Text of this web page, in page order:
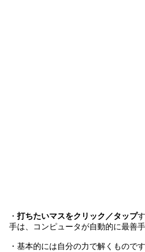
・打ちたいマスをクリック／タップ
手は、コンピュータが自動的に最善手
・基本的には自分の力で解くもので